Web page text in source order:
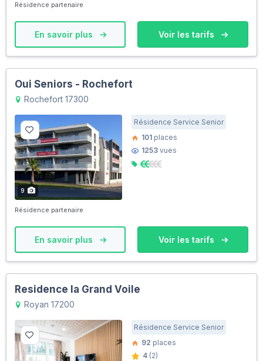
Résidence partenaire
En savoir plus Voir les tarifs
Oui Seniors - Rochefort
Rochefort 17300
9
Résidence Service Senior
101 places
1253 vues
Résidence partenaire
En savoir plus Voir les tarifs
Residence la Grand Voile
Royan 17200
Résidence Service Senior
92 places
4 (2)